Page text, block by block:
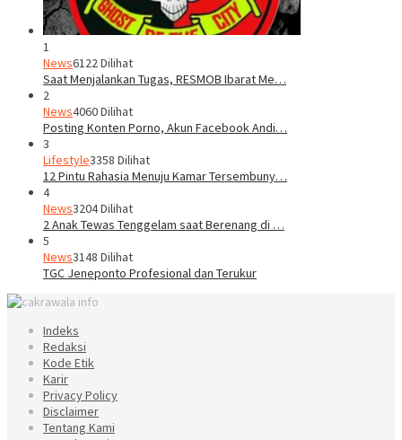
1
News6122 Dilihat
Saat Menjalankan Tugas, RESMOB Ibarat Me…
2
News4060 Dilihat
Posting Konten Porno, Akun Facebook Andi…
3
Lifestyle3358 Dilihat
12 Pintu Rahasia Menuju Kamar Tersembuny…
4
News3204 Dilihat
2 Anak Tewas Tenggelam saat Berenang di …
5
News3148 Dilihat
TGC Jeneponto Profesional dan Terukur
Indeks
Redaksi
Kode Etik
Karir
Privacy Policy
Disclaimer
Tentang Kami